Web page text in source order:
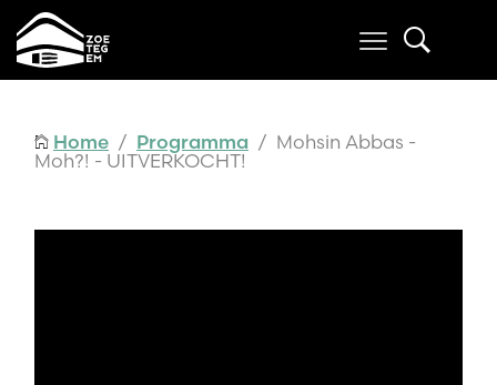
Home / Programma / Mohsin Abbas -
Moh?! - UITVERKOCHT!